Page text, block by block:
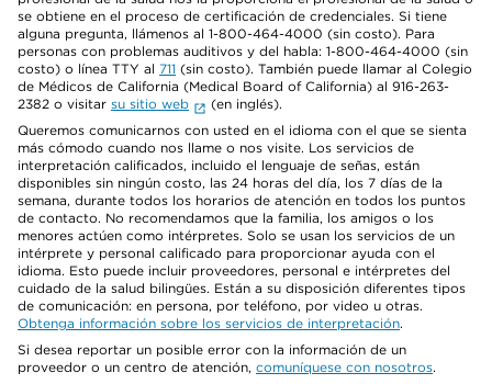
se obtiene en el proceso de certificación de credenciales. Si tiene
alguna pregunta, llámenos al 1-800-464-4000 (sin costo). Para
personas con problemas auditivos y del habla: 1-800-464-4000 (sin
costo) o línea TTY al 711 (sin costo). También puede llamar al Colegio
de Médicos de California (Medical Board of California) al 916-263-
2382 o visitar su sitio web
(en inglés).
Queremos comunicarnos con usted en el idioma con el que se sienta
más cómodo cuando nos llame o nos visite. Los servicios de
interpretación calificados, incluido el lenguaje de señas, están
disponibles sin ningún costo, las 24 horas del día, los 7 días de la
semana, durante todos los horarios de atención en todos los puntos
de contacto. No recomendamos que la familia, los amigos o los
menores actúen como intérpretes. Solo se usan los servicios de un
intérprete y personal calificado para proporcionar ayuda con el
idioma. Esto puede incluir proveedores, personal e intérpretes del
cuidado de la salud bilingües. Están a su disposición diferentes tipos
de comunicación: en persona, por teléfono, por video u otras.
Obtenga información sobre los servicios de interpretación.
Si desea reportar un posible error con la información de un
proveedor o un centro de atención, comuníquese con nosotros.